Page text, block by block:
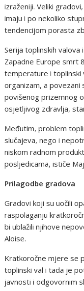
izraženiji. Veliki
imaju i po nekoliko
tendencijom porasta
Serija toplinskih
Zapadne Europe smrt
temperature i toplinski
organizam, a povezani
povišenog prizemnog
osjetljivog zdravlja,
Međutim, problem
slučajeva, nego i
niskom radnom
posljedicama, ističe
Prilagodbe gradova
Gradovi koji su uočili
raspolaganju
bi ublažili njihove
Aloise.
Kratkoročne mjere se
toplinski val i tada je
javnosti i odgovornim